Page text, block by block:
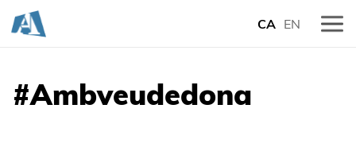
CA EN
#Ambveudedona